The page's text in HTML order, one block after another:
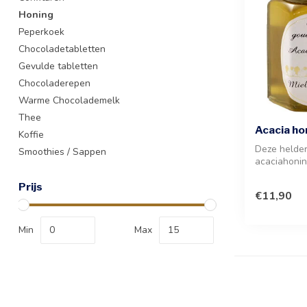
Honing
Peperkoek
Chocoladetabletten
Gevulde tabletten
Chocoladerepen
Warme Chocolademelk
Thee
Koffie
Smoothies / Sappen
Prijs
Min Max
Acacia
Deze
€11,90